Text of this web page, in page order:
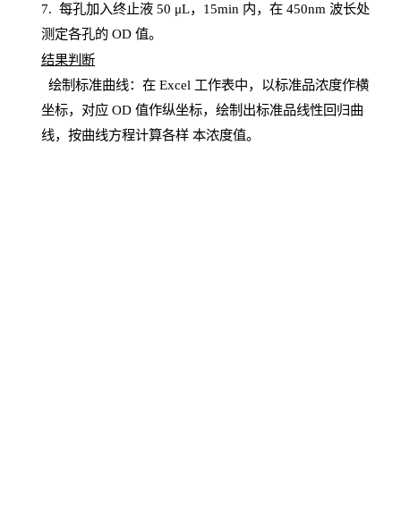
7. 每孔加入终止液 50 μL， 15min 内，在450nm 波长处
测定各孔的 OD 值。
结果判断
绘制标准曲线：在 Excel 工作表中，以标准品浓度作横
坐标，对应OD 值作纵坐标，绘制出标准品线性回归曲
线，按曲线方程计算各样 本浓度值。